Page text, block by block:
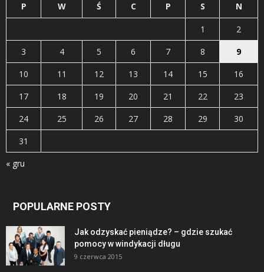
P W Ś C P S N
« gru
1
2
3
4 5 6 7 8
9
10
11 12 13 14 15
16
17
18 19 20 21 22
23
24
25 26 27 28 29
30
31
POPULARNE POSTY
Jak odzyskać pieniądze? – gdzie szukać
pomocy w windykacji długu
9 czerwca 2015